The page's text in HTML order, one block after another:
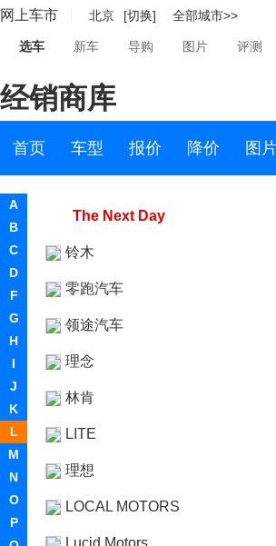
网上车市 北京 [切换] 全部城市>>
选车 新车 导购 图片 评测
经销商库
首页 车型 报价 降价 图
A
B
C
D
F
G
H
I
J
K
L
M
N
O
P
领克05 PHEV
领克02 Hatchback
领克09新能源
The Next Day
铃木
零跑汽车
领途汽车
理念
林肯
LITE
理想
LOCAL MOTORS
Lucid Motors